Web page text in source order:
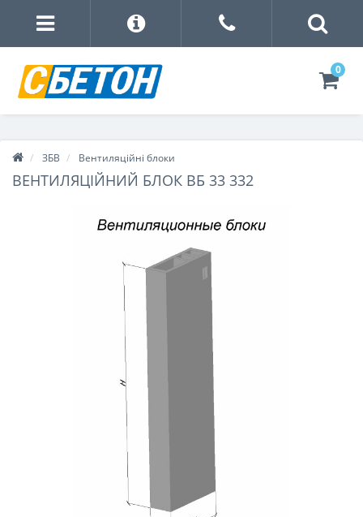
0
ЗБВ Вентиляційні блоки
ВЕНТИЛЯЦІЙНИЙ БЛОК ВБ 33 332